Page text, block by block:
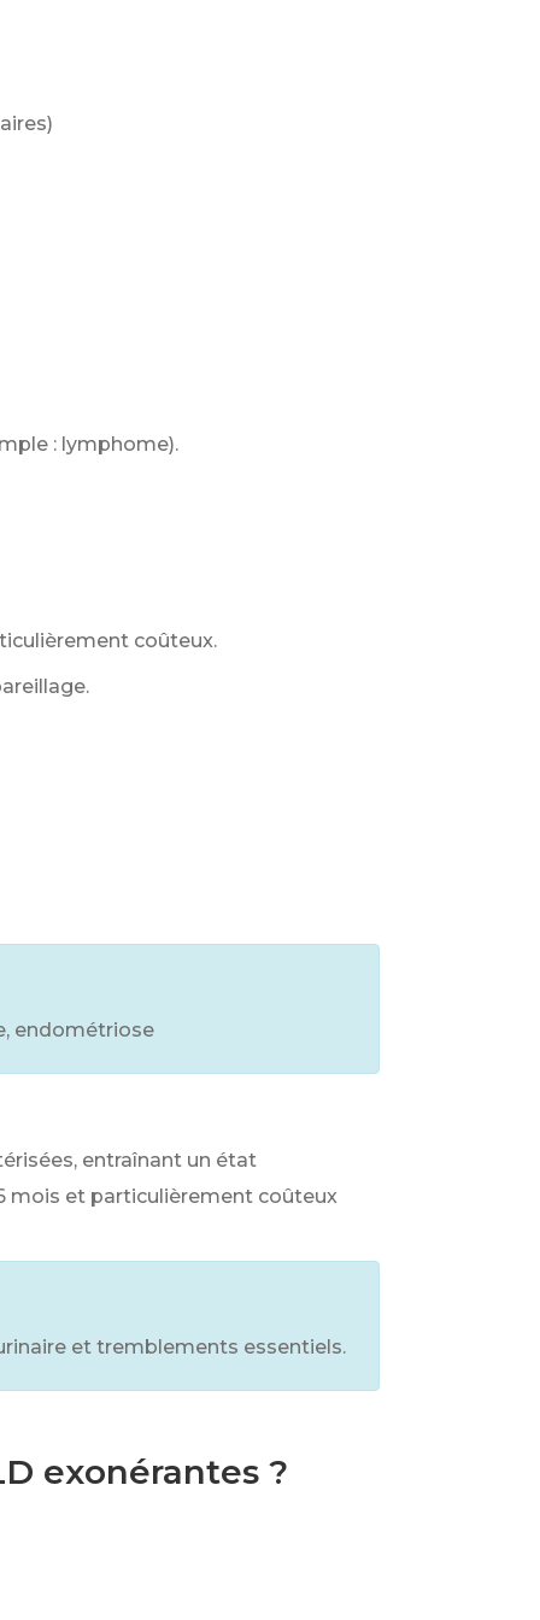
: lymphome).
coûteux.
endométriose
entraînant un état
mois et particulièrement coûteux
et tremblements essentiels.
exonérantes ?